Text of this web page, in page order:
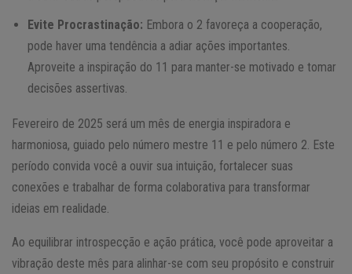
Evite Procrastinação: Embora o 2 favoreça a cooperação,
pode haver uma tendência a adiar ações importantes.
Aproveite a inspiração do 11 para manter-se motivado e tomar
decisões assertivas.
Fevereiro de 2025 será um mês de energia inspiradora e
harmoniosa, guiado pelo número mestre 11 e pelo número 2. Este
período convida você a ouvir sua intuição, fortalecer suas
conexões e trabalhar de forma colaborativa para transformar
ideias em realidade.
Ao equilibrar introspecção e ação prática, você pode aproveitar a
vibração deste mês para alinhar-se com seu propósito e construir